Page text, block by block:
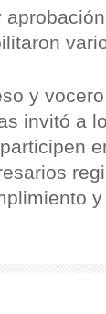
y
invitó a